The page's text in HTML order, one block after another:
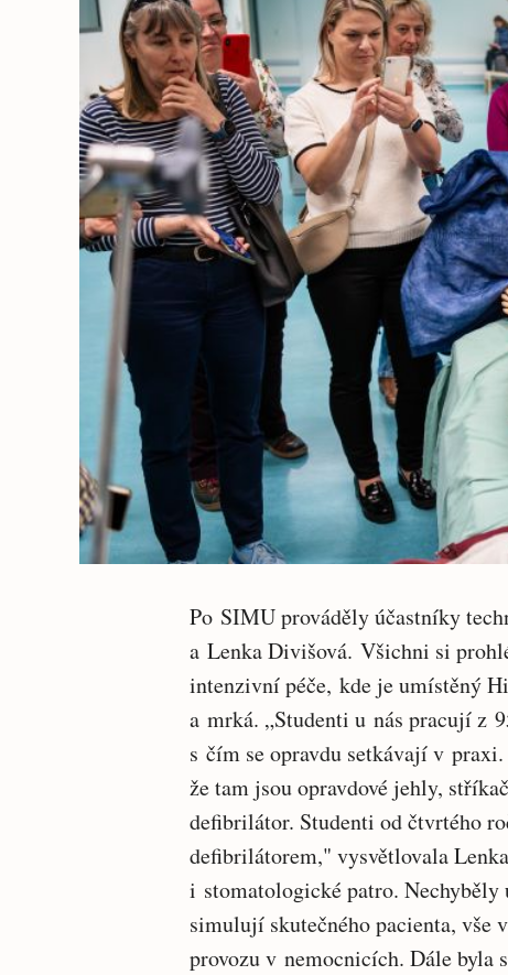
Po SIMU prováděly účastníky
a Lenka Divišová. Všichni si
intenzivní péče, kde je umístěný
a mrká. „Studenti u nás pracují z
s čím se opravdu setkávají v
že tam jsou opravdové jehly,
defibrilátor. Studenti od čtvrtého
defibrilátorem," vysvětlovala
i stomatologické patro.
simulují skutečného pacienta, vše
provozu v nemocnicích. Dále